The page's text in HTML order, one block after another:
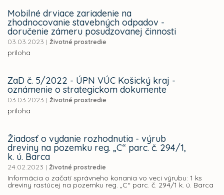
Mobilné drviace zariadenie na
zhodnocovanie stavebných odpadov -
doručenie zámeru posudzovanej činnosti
03.03.2023 | Životné prostredie
príloha
ZaD č. 5/2022 - ÚPN VÚC Košický kraj -
oznámenie o strategickom dokumente
03.03.2023 | Životné prostredie
príloha
Žiadosť o vydanie rozhodnutia - výrub
dreviny na pozemku reg. „C“ parc. č. 294/1,
k. ú. Barca
24.02.2023 | Životné prostredie
Informácia o začatí správneho konania vo veci výrubu: 1 ks
dreviny rastúcej na pozemku reg. „C“ parc. č. 294/1 k. ú. Barca